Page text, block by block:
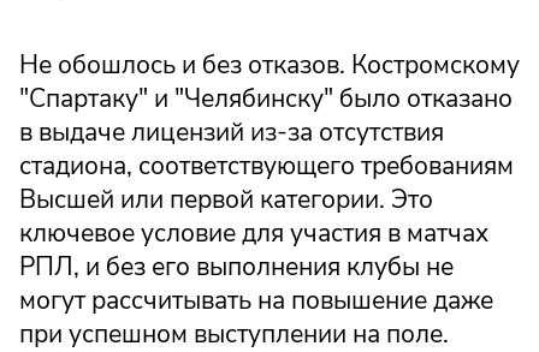
Не обошлось и без отказов. Костромскому
"Спартаку" и "Челябинску" было отказано
в выдаче лицензий из-за отсутствия
стадиона, соответствующего требованиям
Высшей или первой категории. Это
ключевое условие для участия в матчах
РПЛ, и без его выполнения клубы не
могут рассчитывать на повышение даже
при успешном выступлении на поле.